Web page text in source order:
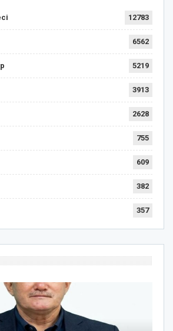
12783
6562
5219
3913
2628
755
609
382
357